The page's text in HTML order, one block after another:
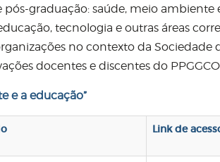
graduação: saúde, meio ambiente
tecnologia e outras áreas
no contexto da Sociedade
docentes e discentes do PPGGCO,
e a educação”
Link de